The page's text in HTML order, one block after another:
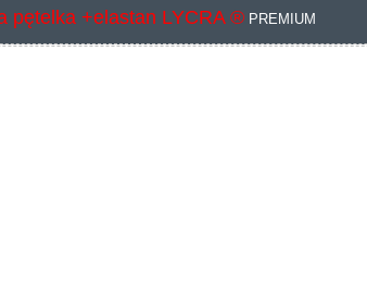
pętelka +elastan LYCRA ® PREMIUM